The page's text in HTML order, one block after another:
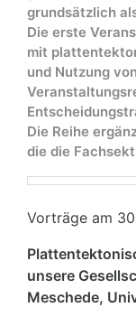
grundsätzlich
Die erste
mit
und Nutzung
Die Reihe
die die
Vorträge am
unsere
Meschede,